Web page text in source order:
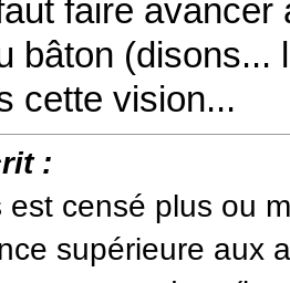
faire
bâton (disons...
cette vision...
:
est censé plus ou
supérieure aux